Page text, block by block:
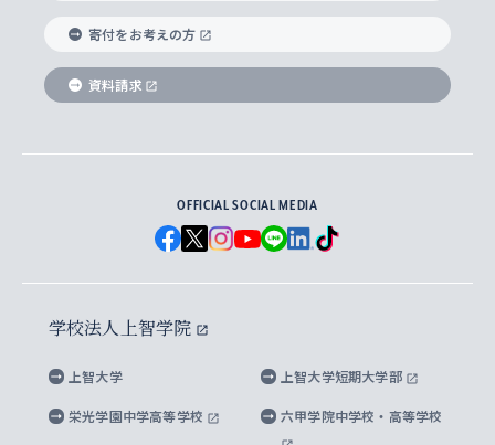
理工学部
Futures） – 持続可能な未来を考える６学科連携
実践宗教学研究科
総合人間科学研究科
経済学研究科
グローバル・スタディーズ研究科
アジア文化研究所
アメリカ・カナダ研究所
メディア・ジャーナリズム研究所
水稀少社会研究センター
先進機械・構造材料イノベーションセンター
就職（内定先）・進路統計
企業の採用ご担当者様へのご案内
Sophia Short-term Program受講生
学費・奨学金
学部入学前に出願する奨学金
国による高等教育の修学支援新制度
大学院生対象の奨学金
海外留学する際の費用と奨学金
上智大学とカトリック
国連Weeks・アフリカWeeks
ダイバーシティ＆サステナビリティへの取り組み
数字で見る上智大学
上智大学のネットワーク
父母・保証人とのネットワーク
学外とのネットワーク
上智大学の出版物
上智大学大学案内・大学院案内
英文広報誌 SOPHIA magazine
上智大学のビジュアル・アイデンティティ
上智大学ビジュアル・アイデンティティ
上智大学校歌 ・上智大学学生歌
上智大学への取材・キャンパスでの撮影について
上智大学の公開情報
上智大学の教育研究活動等の情報公表
キャンパス案内
寄付をお考えの方
資料請求
OFFICIAL SOCIAL MEDIA
学校法人上智学院
上智大学 上智大学短期大学部
栄光学園中学高等学校 六甲学院中学校・高等学校